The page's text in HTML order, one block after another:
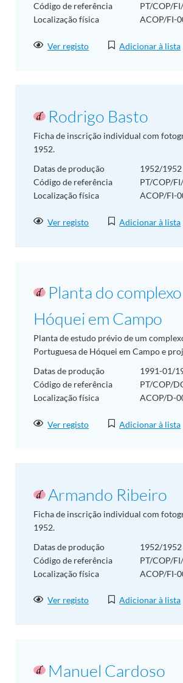
Código de referência
PT/COP/
Localização física
ACOP/FI-
Ver registo Adicionar à lista
Rodrigo Basto
Ficha de inscrição individual com
1952.
Datas de produção
1952/1952
Código de referência
PT/COP/
Localização física
ACOP/FI-
Ver registo Adicionar à lista
Planta do
Hóquei em Campo
Planta de estudo prévio de um
Portuguesa de Hóquei em Campo e
Datas de produção
1991-01/
Código de referência
PT/COP/
Localização física
ACOP/D-
Ver registo Adicionar à lista
Armando Ribeiro
Ficha de inscrição individual com
1952.
Datas de produção
1952/1952
Código de referência
PT/COP/
Localização física
ACOP/FI-
Ver registo Adicionar à lista
Manuel Cardoso